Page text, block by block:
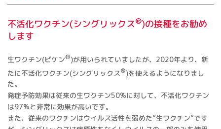
不活化ワクチン(シングリックス®)の接種をお勧め
します
生ワクチン(ビケン®)が用いられていましたが、2020年より、新
たに不活化ワクチン(シングリックス®)を使えるようになりまし
た。
発症予防効果は従来の生ワクチン50%に対して、不活化ワクチン
は97%と非常に効果が高いです。
また、従来のワクチンはウイルス活性を弱めた”生ワクチン”です